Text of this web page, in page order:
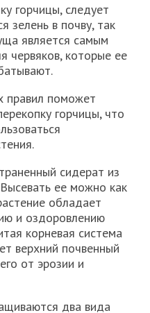
горчицы, следует
зелень в почву, так
является самым
червяков, которые ее
правил поможет
горчицы, что
сидерат из
ее можно как
обладает
и оздоровлению
корневая система
верхний почвенный
от эрозии и
два вида